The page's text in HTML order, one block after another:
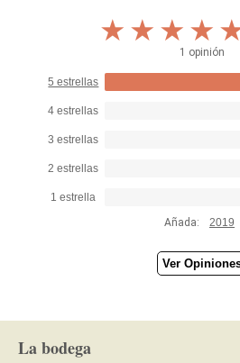
1 opinión
5 estrellas
4 estrellas
3 estrellas
2 estrellas
1 estrella
Añada:
2019
Ver
La bodega